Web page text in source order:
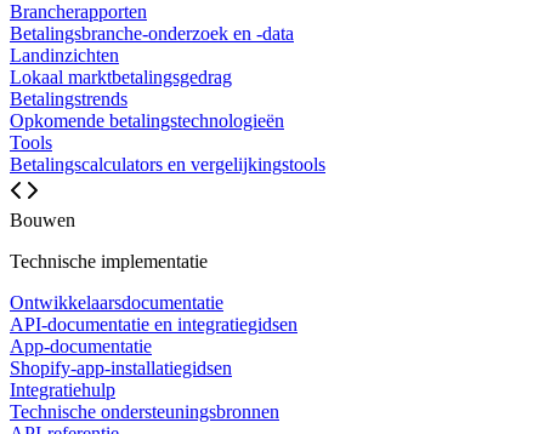
Brancherapporten
Betalingsbranche-onderzoek en -data
Landinzichten
Lokaal marktbetalingsgedrag
Betalingstrends
Opkomende betalingstechnologieën
Tools
Betalingscalculators en vergelijkingstools
Bouwen
Technische implementatie
Ontwikkelaarsdocumentatie
API-documentatie en integratiegidsen
App-documentatie
Shopify-app-installatiegidsen
Integratiehulp
Technische ondersteuningsbronnen